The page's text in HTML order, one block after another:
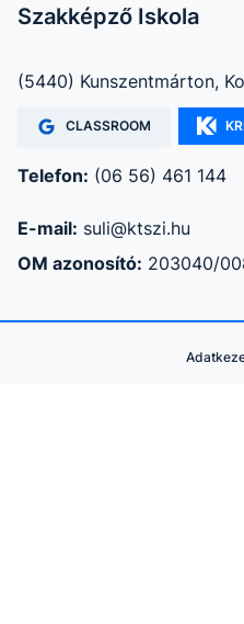
Szakképző Iskola
(5440) Kunszentmárton,
CLASSROOM
Telefon: (06 56) 461 144
E-mail: suli@ktszi.hu
OM azonosító: 203040/